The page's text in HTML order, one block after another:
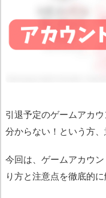
引退予定のゲームアカ
分からない！という方
今回は、ゲームアカウ
り方と注意点を徹底的に